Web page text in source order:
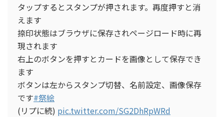
タップするとスタンプが押されます。再度押すと消
えます
捺印状態はブラウザに保存されページロード時に再
現されます
右上のボタンを押すとカードを画像として保存でき
ます
ボタンは左からスタンプ切替、名前設定、画像保存
です#祭絵
(リプに続) pic.twitter.com/SG2DhRpWRd